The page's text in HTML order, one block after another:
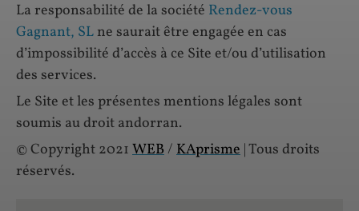
La responsabilité de la société Rendez-vous
Gagnant, SL ne saurait être engagée en cas
d’impossibilité d’accès à ce Site et/ou d’utilisation
des services.
Le Site et les présentes mentions légales sont
soumis au droit andorran.
© Copyright 2021 WEB / KAprisme | Tous droits
réservés.